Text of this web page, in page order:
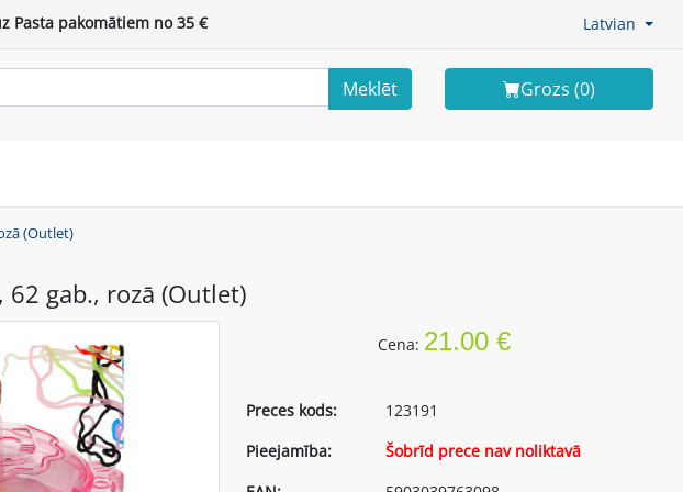
Pasta pakomātiem no 35 € Latvian
Meklēt Grozs (0)
(Outlet)
gab., rozā (Outlet)
Cena: 21.00 €
Preces kods:
123191
Pieejamība:
Šobrīd prece nav noliktavā